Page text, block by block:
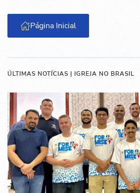
Página Inicial
ÚLTIMAS NOTÍCIAS | IGREJA NO BRASIL